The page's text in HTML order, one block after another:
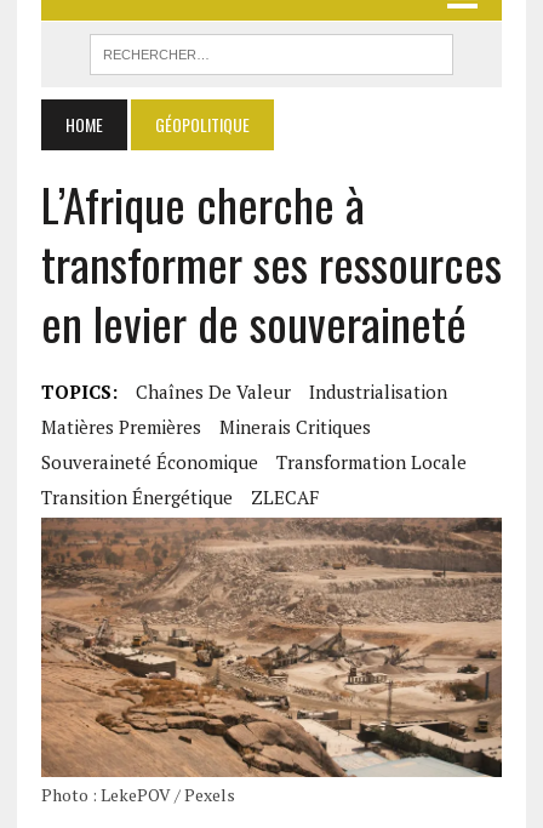
HOME GÉOPOLITIQUE
L’Afrique cherche à
transformer ses ressources
en levier de souveraineté
TOPICS: Chaînes De Valeur
Industrialisation
Matières Premières
Minerais Critiques
Souveraineté Économique
Transformation Locale
Transition Énergétique
ZLECAF
Photo : LekePOV / Pexels